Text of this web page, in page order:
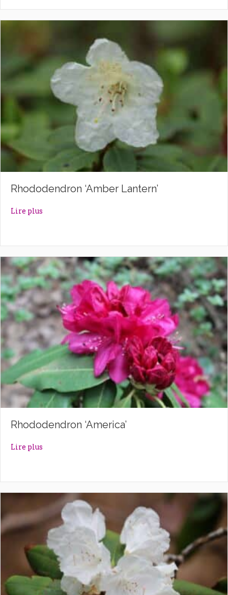
Rhododendron ‘Amber Lantern’
Lire plus
Rhododendron ‘America’
Lire plus